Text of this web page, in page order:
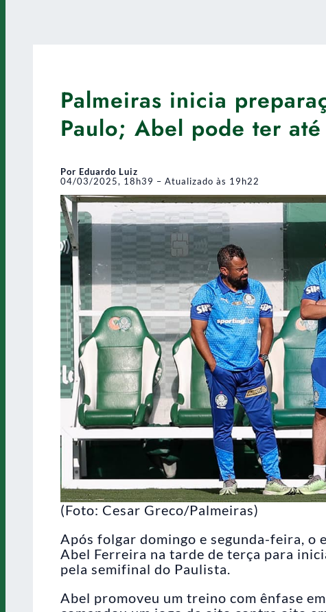
Palmeiras inicia
Paulo; Abel pode ter
Por Eduardo Luiz
04/03/2025, 18h39 – Atualizado às 19h22
(Foto: Cesar Greco/Palmeiras)
Após folgar domingo e segunda-feira, o
Abel Ferreira na tarde de terça para
pela semifinal do Paulista.
Abel promoveu um treino com ênfase